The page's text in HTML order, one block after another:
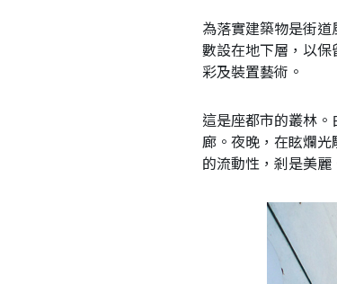
為落實建築物是街
數設在地下層，以
彩及裝置藝術。
這是座都市的叢林
廊。夜晚，在眩爛
的流動性，剎是美麗